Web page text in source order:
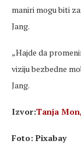
maniri mogu biti
Jang.
„Hajde da
vizijubezbedne
Jang.
Izvor:Tanja
Foto: Pixabay